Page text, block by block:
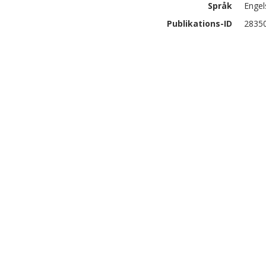
Språk
Publikations-ID